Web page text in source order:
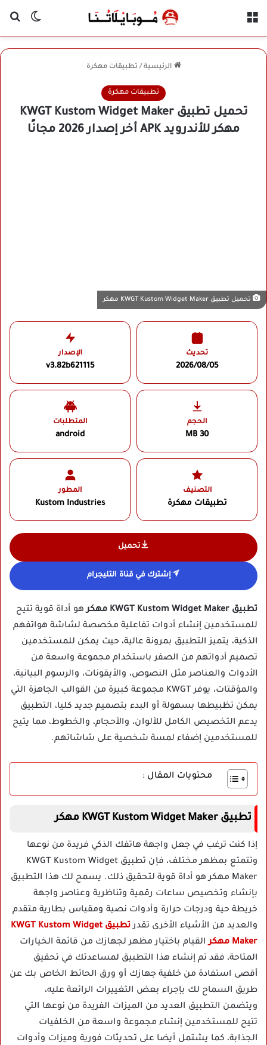
الوضع
الرئيسية / تطبيقات مهكرة
تطبيقات مهكرة
تحميل تطبيق KWGT Kustom Widget Maker
مهكر للأندرويد APK أخر إصدار 2026 مجانًا
تحميل تطبيق KWGT Kustom Widget Maker مهكر
تحديث
2026/08/05
الإصدار
v3.82b621115
الحجم
30 MB
المتطلبات
android
التصنيف
تطبيقات مهكرة
المطور
Kustom Industries‏
تحميل
إشترك في قناة التليجرام
تطبيق KWGT Kustom Widget Maker مهكر
هو أداة قوية تتيح
للمستخدمين إنشاء أدوات تفاعلية مخصصة لشاشة هواتفهم
الذكية، يتميز التطبيق بمرونة عالية، حيث يمكن للمستخدمين
تصميم أدواتهم من الصفر باستخدام مجموعة واسعة من
الأدوات والعناصر مثل النصوص، والأيقونات، والرسوم البيانية،
والمؤقتات، يوفر KWGT مجموعة كبيرة من القوالب الجاهزة التي
يمكن تظبيطها بسهولة أو البدء بتصميم جديد كليا، التطبيق
يدعم التخصيص الكامل للألوان، والأحجام، والخطوط، مما يتيح
للمستخدمين إضفاء لمسة شخصية على شاشاتهم.
محتويات المقال :
تطبيق KWGT Kustom Widget Maker مهكر
إذا كنت ترغب في جعل واجهة هاتفك الذكي فريدة من نوعها
وتتمتع بمظهر مختلف، فإن تطبيق KWGT Kustom Widget
Maker مهكر هو أداة قوية لتحقيق ذلك. يسمح لك هذا التطبيق
بإنشاء وتخصيص ساعات رقمية وتناظرية وعناصر واجهة
خريطة حية ودرجات حرارة وأدوات نصية ومقياس بطارية متقدم
والعديد من الأشياء الأخرى تقدر
تطبيق KWGT Kustom Widget
Maker مهكر
القيام باختيار مظهر لجهازك من قائمة الخيارات
المتاحة، فقد تم إنشاء هذا التطبيق لمساعدتك في تحقيق
أقصى استفادة من خلفية جهازك أو ورق الحائط الخاص بك عن
طريق السماح لك بإجراء بعض التغييرات الرائعة عليه،
ويتضمن التطبيق العديد من الميزات الفريدة من نوعها التي
تتيح للمستخدمين إنشاء مجموعة واسعة من الخلفيات
الجذابة، كما يشتمل أيضا على تحديثات فورية وميزات وأدوات